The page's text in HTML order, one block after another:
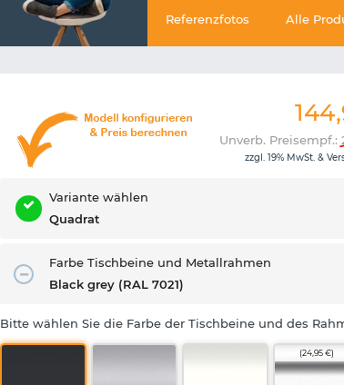
Referenzfotos Alle
Unverb. Preisempf.:
zzgl. 19% MwSt. &
Variante wählen
Quadrat
Farbe Tischbeine und Metallrahmen
Black grey (RAL 7021)
Bitte wählen Sie die Farbe der Tischbeine und des
(24,95 €)